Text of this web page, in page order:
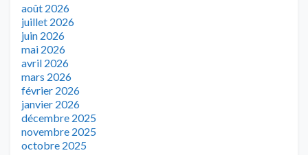
août 2026
juillet 2026
juin 2026
mai 2026
avril 2026
mars 2026
février 2026
janvier 2026
décembre 2025
novembre 2025
octobre 2025